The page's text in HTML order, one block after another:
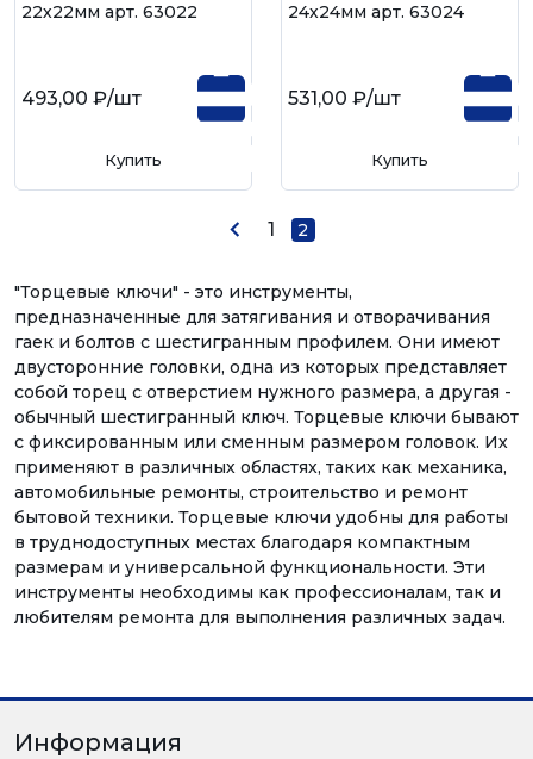
22х22мм арт. 63022
493,00 ₽/шт
Купить
24х24мм арт. 63024
531,00 ₽/шт
Купить
1 2
"Торцевые ключи" - это инструменты,
предназначенные для затягивания и отворачивания
гаек и болтов с шестигранным профилем. Они имеют
двусторонние головки, одна из которых представляет
собой торец с отверстием нужного размера, а другая -
обычный шестигранный ключ. Торцевые ключи бывают
с фиксированным или сменным размером головок. Их
применяют в различных областях, таких как механика,
автомобильные ремонты, строительство и ремонт
бытовой техники. Торцевые ключи удобны для работы
в труднодоступных местах благодаря компактным
размерам и универсальной функциональности. Эти
инструменты необходимы как профессионалам, так и
любителям ремонта для выполнения различных задач.
Информация